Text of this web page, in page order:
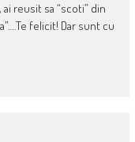
reusit sa “scoti” din
felicit! Dar sunt cu